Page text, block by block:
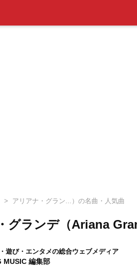
アリアナ・グラン...）の名曲・人気曲
グランデ（Ariana
遊び・エンタメの総合ウェブメディア
MUSIC 編集部